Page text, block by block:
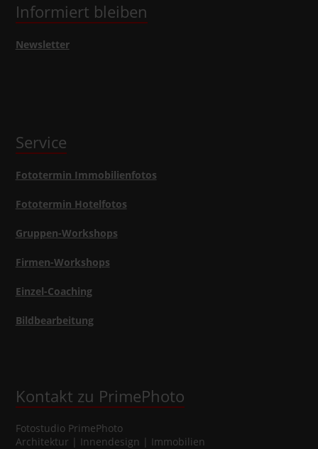
Informiert bleiben
Newsletter
Service
Fototermin Immobilienfotos
Fototermin Hotelfotos
Gruppen-Workshops
Firmen-Workshops
Einzel-Coaching
Bildbearbeitung
Kontakt zu PrimePhoto
Fotostudio PrimePhoto
Architektur | Innendesign | Immobilien